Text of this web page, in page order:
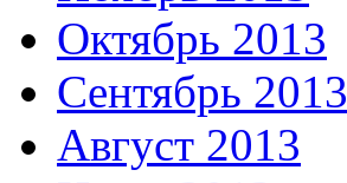
Октябрь 2013
Сентябрь 2013
Август 2013